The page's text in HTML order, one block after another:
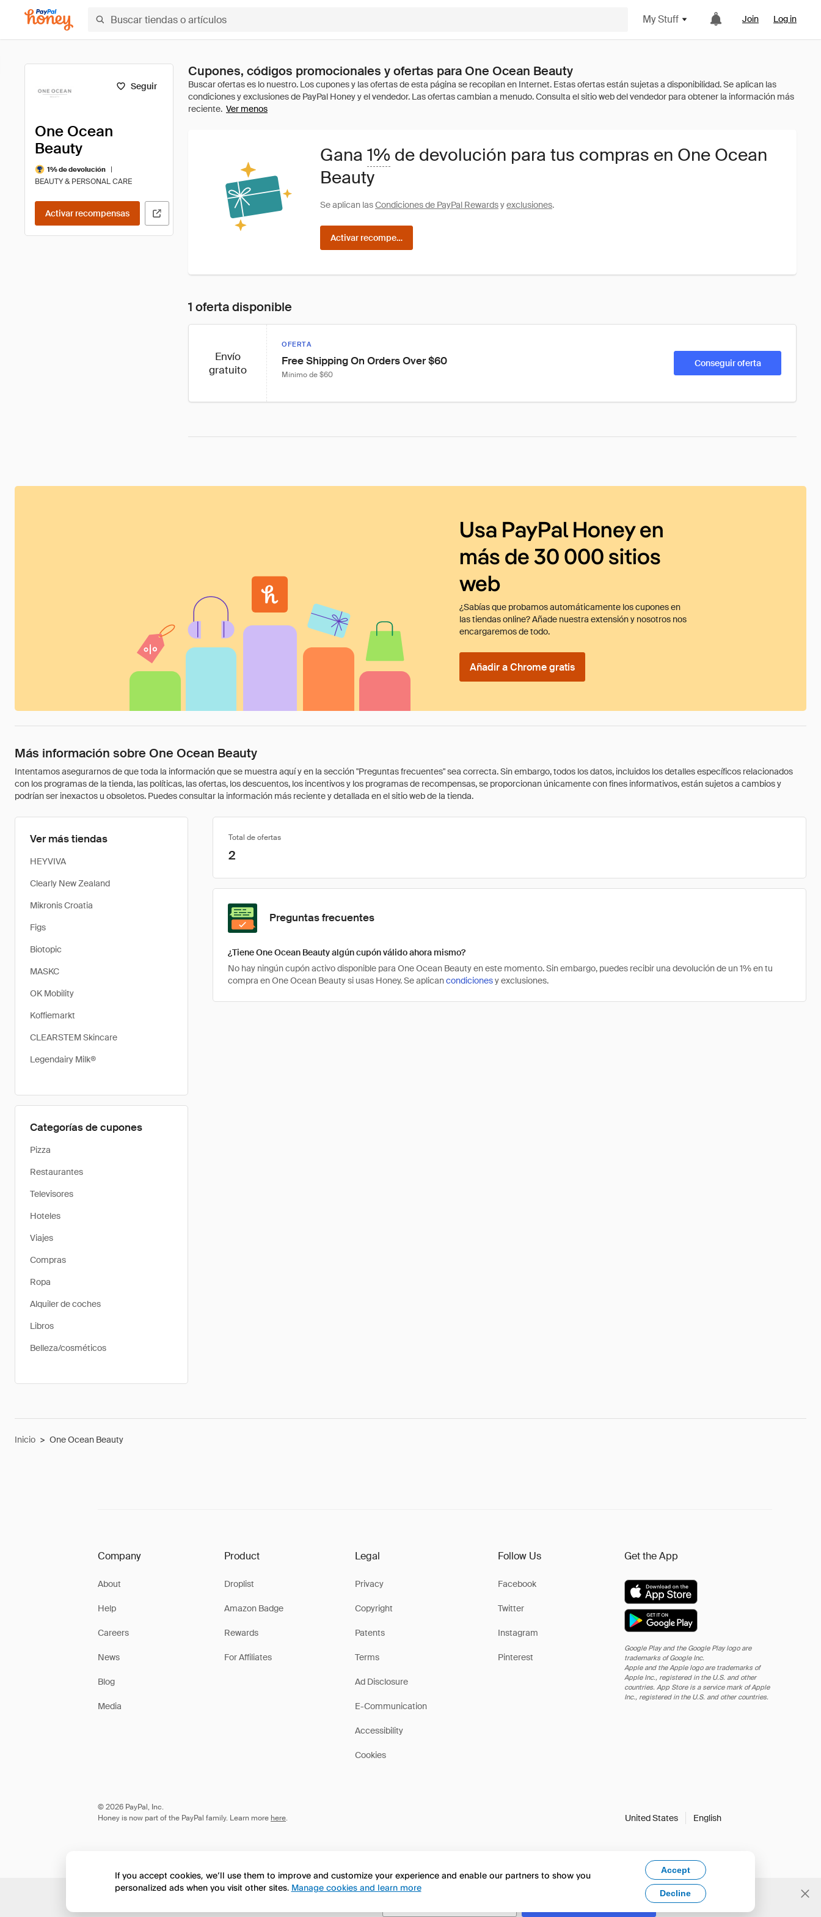
My Stuff Join Log in
Seguir
One Ocean
Beauty
1% de devolución
|
BEAUTY & PERSONAL CARE
Activar recompensas
Cupones, códigos promocionales y ofertas para One Ocean Beauty
Ver menos
Gana 1% de devolución para tus compras en One Ocean
Beauty
Se aplican lasCondiciones de PayPal Rewardsyexclusiones.
Activar recompensas
1 oferta disponible
Envío
gratuito
OFERTA
Free Shipping On Orders Over $60
Mínimo de $60
Conseguir oferta
Usa PayPal Honey en
más de 30 000 sitios
web
¿Sabías que probamos automáticamente los cupones en
las tiendas online? Añade nuestra extensión y nosotros nos
encargaremos de todo.
Añadir a Chrome gratis
Más información sobre One Ocean Beauty
Intentamos asegurarnos de que toda la información que se muestra aquí y en la sección "Preguntas frecuentes" sea correcta. Sin embargo, todos los datos, incluidos los detalles específicos relacionados
con los programas de la tienda, las políticas, las ofertas, los descuentos, los incentivos y los programas de recompensas, se proporcionan únicamente con fines informativos, están sujetos a cambios y
podrían ser inexactos u obsoletos. Puedes consultar la información más reciente y detallada en el sitio web de la tienda.
Ver más tiendas
HEYVIVA
Clearly New Zealand
Mikronis Croatia
Figs
Biotopic
MASKC
OK Mobility
Koffiemarkt
CLEARSTEM Skincare
Legendairy Milk®
Categorías de cupones
Pizza
Restaurantes
Televisores
Hoteles
Viajes
Compras
Ropa
Alquiler de coches
Libros
Belleza/cosméticos
Total de ofertas
2
Preguntas frecuentes
¿Tiene One Ocean Beauty algún cupón válido ahora mismo?
No hay ningún cupón activo disponible para One Ocean Beauty en este momento. Sin embargo, puedes recibir una devolución de un 1% en tu
compra en One Ocean Beauty si usas Honey. Se aplicancondicionesy exclusiones.
Inicio > One Ocean Beauty
Company
About
Help
Careers
News
Blog
Media
Product
Droplist
Amazon Badge
Rewards
For Affiliates
Legal
Privacy
Copyright
Patents
Terms
Ad Disclosure
E-Communication
Accessibility
Cookies
Follow Us
Facebook
Twitter
Instagram
Pinterest
Get the App
Google Play and the Google Play logo are
trademarks of Google Inc.
Apple and the Apple logo are trademarks of
Apple Inc., registered in the U.S. and other
countries. App Store is a service mark of Apple
Inc., registered in the U.S. and other countries.
© 2026 PayPal, Inc.
Honey is now part of the PayPal family. Learn more here. United States English
If you accept cookies, we’ll use them to improve and customize your experience and enable our partners to show you
personalized ads when you visit other sites. Manage cookies and learn more
Accept
Decline